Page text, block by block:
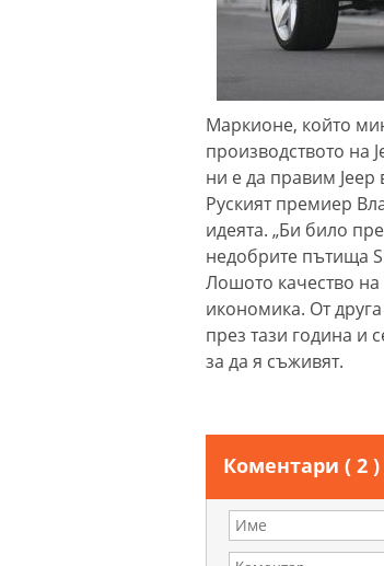
Маркионе, който
производството на
ни е да правим Jeep
Руският премиер
идеята. „Би било
недобрите пътища
Лошото качество
икономика. От
през тази година и
за да я съживят.
Коментари ( 2 )